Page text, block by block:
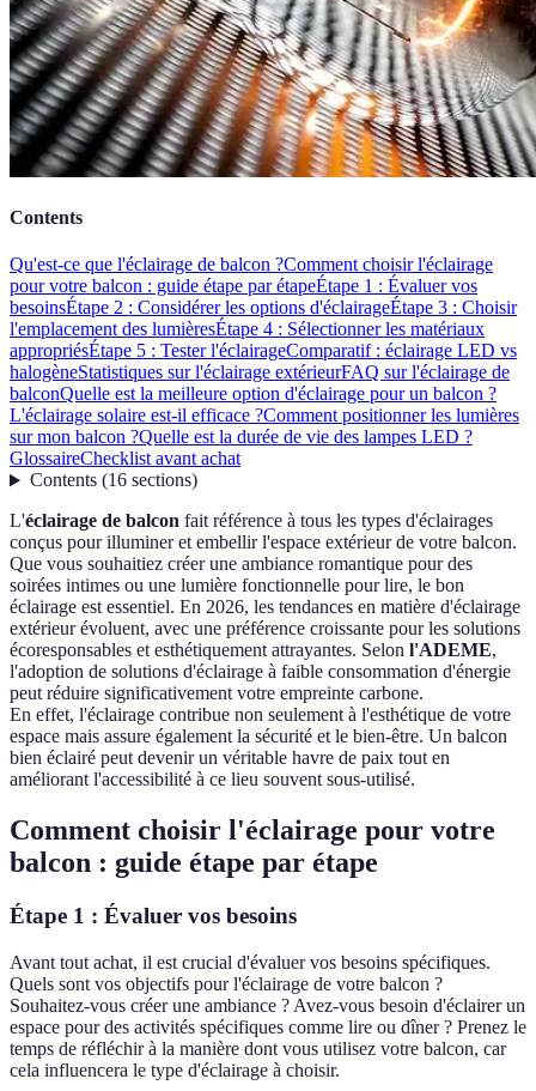
Contents
Qu'est-ce que l'éclairage de balcon ?Comment choisir l'éclairage
pour votre balcon : guide étape par étapeÉtape 1 : Évaluer vos
besoinsÉtape 2 : Considérer les options d'éclairageÉtape 3 : Choisir
l'emplacement des lumièresÉtape 4 : Sélectionner les matériaux
appropriésÉtape 5 : Tester l'éclairageComparatif : éclairage LED vs
halogèneStatistiques sur l'éclairage extérieurFAQ sur l'éclairage de
balconQuelle est la meilleure option d'éclairage pour un balcon ?
L'éclairage solaire est-il efficace ?Comment positionner les lumières
sur mon balcon ?Quelle est la durée de vie des lampes LED ?
GlossaireChecklist avant achat
Contents(16 sections)
L'éclairage de balcon fait référence à tous les types d'éclairages
conçus pour illuminer et embellir l'espace extérieur de votre balcon.
Que vous souhaitiez créer une ambiance romantique pour des
soirées intimes ou une lumière fonctionnelle pour lire, le bon
éclairage est essentiel. En 2026, les tendances en matière d'éclairage
extérieur évoluent, avec une préférence croissante pour les solutions
écoresponsables et esthétiquement attrayantes. Selon l'ADEME,
l'adoption de solutions d'éclairage à faible consommation d'énergie
peut réduire significativement votre empreinte carbone.
En effet, l'éclairage contribue non seulement à l'esthétique de votre
espace mais assure également la sécurité et le bien-être. Un balcon
bien éclairé peut devenir un véritable havre de paix tout en
améliorant l'accessibilité à ce lieu souvent sous-utilisé.
Comment choisir l'éclairage pour votre
balcon : guide étape par étape
Étape 1 : Évaluer vos besoins
Avant tout achat, il est crucial d'évaluer vos besoins spécifiques.
Quels sont vos objectifs pour l'éclairage de votre balcon ?
Souhaitez-vous créer une ambiance ? Avez-vous besoin d'éclairer un
espace pour des activités spécifiques comme lire ou dîner ? Prenez le
temps de réfléchir à la manière dont vous utilisez votre balcon, car
cela influencera le type d'éclairage à choisir.